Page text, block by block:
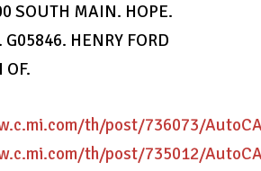
SOUTH MAIN. HOPE.
HENRY FORD
OF.
th/post/736073/
th/post/735012/